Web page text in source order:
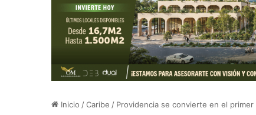
Inicio /Caribe / Providencia se convierte en el